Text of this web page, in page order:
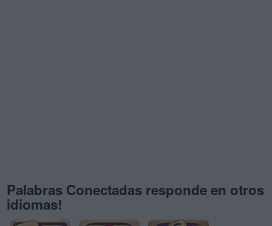
Palabras Conectadas responde en otros
idiomas!